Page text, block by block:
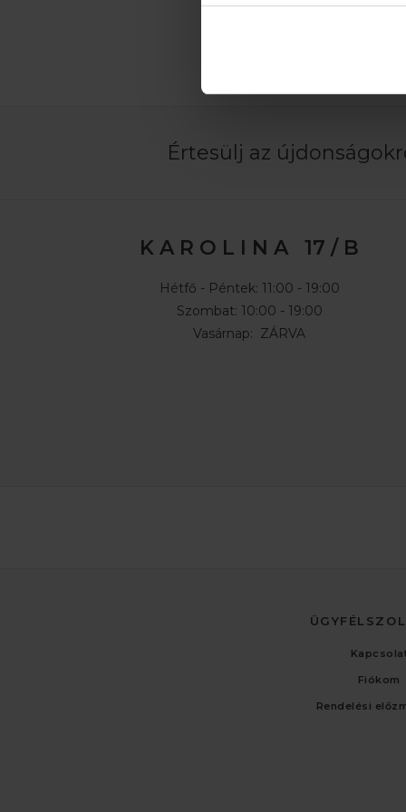
Értesülj az
K A R O L I N A 17 / B
Hétfő - Péntek: 11:00 - 19:00
Szombat: 10:00 - 19:00
Vasárnap: ZÁRVA
Fiókom
Rendelési